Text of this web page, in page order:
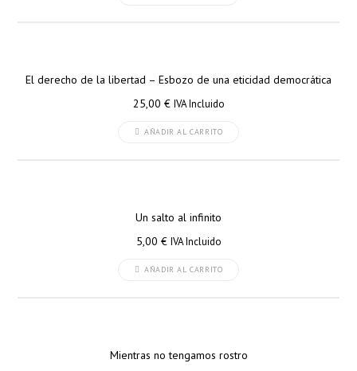
El derecho de la libertad – Esbozo de una eticidad democrática
25,00 € IVA Incluido
AÑADIR AL CARRITO
Un salto al infinito
5,00 € IVA Incluido
AÑADIR AL CARRITO
Mientras no tengamos rostro